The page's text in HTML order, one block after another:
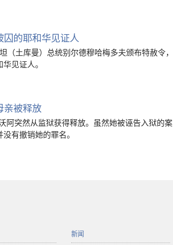
囚的耶和华见证人
（土库曼）总统别尔德穆哈梅多夫颁布特赦令，
见证人。
亲被释放
突然从监狱获得释放。虽然她被诬告入狱的案
有撤销她的罪名。
新闻